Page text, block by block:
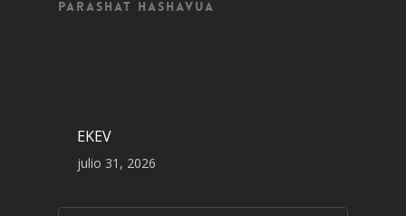
Parashat Hashavua
EKEV
julio 31, 2026